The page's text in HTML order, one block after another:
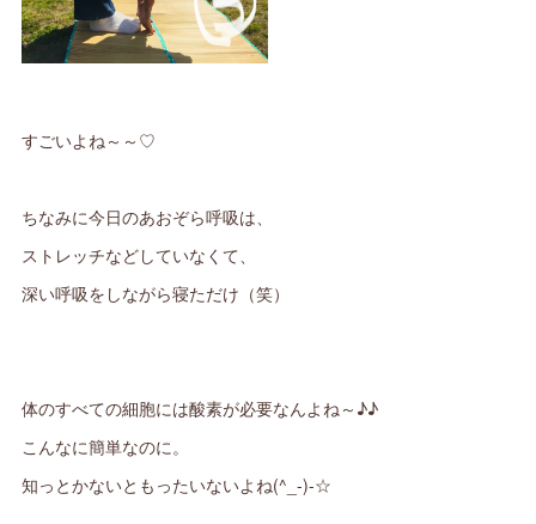
すごいよね～～♡
ちなみに今日のあおぞら呼吸は、
ストレッチなどしていなくて、
深い呼吸をしながら寝ただけ（笑）
体のすべての細胞には酸素が必要なんよね～♪♪
こんなに簡単なのに。
知っとかないともったいないよね(^_-)-☆